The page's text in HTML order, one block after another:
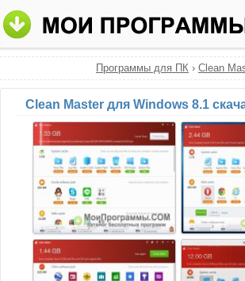
Программы для ПК › Clean
Clean Master для Windows 8.1